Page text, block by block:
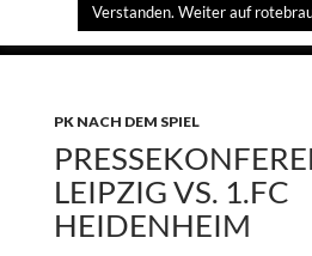
rotebrauseblogger
SPRINGE
PK NACH DEM SPIEL
LEIPZIG VS. 1.FC
HEIDENHEIM
Verstanden. Weiter auf